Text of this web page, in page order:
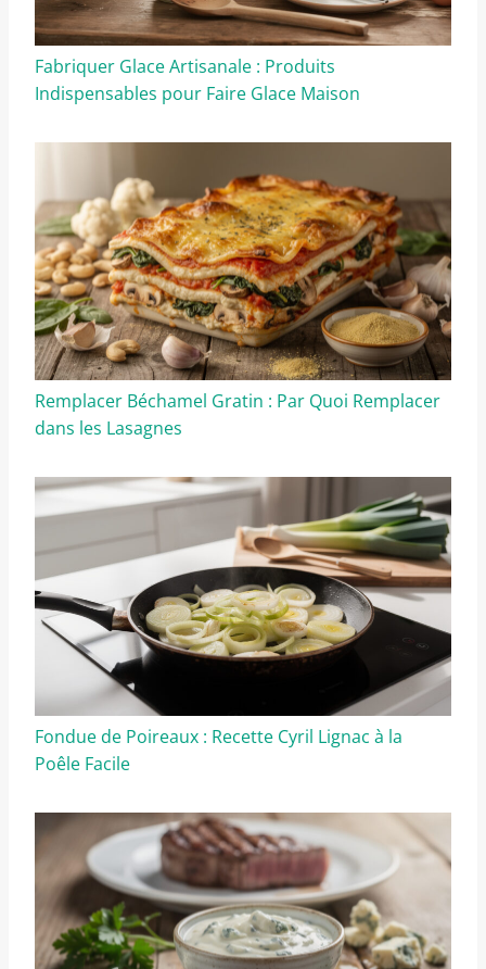
Fabriquer Glace Artisanale : Produits
Indispensables pour Faire Glace Maison
Remplacer Béchamel Gratin : Par Quoi Remplacer
dans les Lasagnes
Fondue de Poireaux : Recette Cyril Lignac à la
Poêle Facile